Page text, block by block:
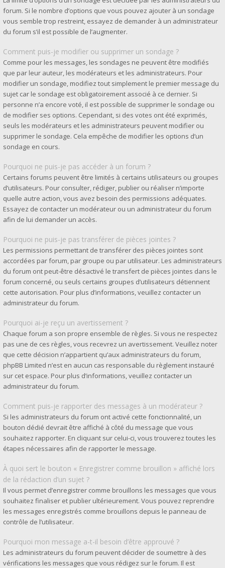
forum. Si le nombre d’options que vous pouvez ajouter à un sondage
vous semble trop restreint, essayez de demander à un administrateur
du forum s’il est possible de l’augmenter.
Comment puis-je modifier ou supprimer un sondage ?
Comme pour les messages, les sondages ne peuvent être modifiés
que par leur auteur, les modérateurs et les administrateurs. Pour
modifier un sondage, modifiez tout simplement le premier message du
sujet car le sondage est obligatoirement associé à ce dernier. Si
personne n’a encore voté, il est possible de supprimer le sondage ou
de modifier ses options. Cependant, si des votes ont été exprimés,
seuls les modérateurs et les administrateurs peuvent modifier ou
supprimer le sondage. Cela empêche de modifier les options d’un
sondage en cours.
Pourquoi ne puis-je pas accéder à un forum ?
Certains forums peuvent être limités à certains utilisateurs ou groupes
d’utilisateurs. Pour consulter, rédiger, publier ou réaliser n’importe
quelle autre action, vous avez besoin des permissions adéquates.
Essayez de contacter un modérateur ou un administrateur du forum
afin de lui demander un accès.
Pourquoi ne puis-je pas transférer de pièces jointes ?
Les permissions permettant de transférer des pièces jointes sont
accordées par forum, par groupe ou par utilisateur. Les administrateurs
du forum ont peut-être désactivé le transfert de pièces jointes dans le
forum concerné, ou seuls certains groupes d’utilisateurs détiennent
cette autorisation. Pour plus d’informations, veuillez contacter un
administrateur du forum.
Pourquoi ai-je reçu un avertissement ?
Chaque forum a son propre ensemble de règles. Si vous ne respectez
pas une de ces règles, vous recevrez un avertissement. Veuillez noter
que cette décision n’appartient qu’aux administrateurs du forum,
phpBB Limited n’est en aucun cas responsable du règlement instauré
sur cet espace. Pour plus d’informations, veuillez contacter un
administrateur du forum.
Comment puis-je rapporter des messages à un modérateur ?
Si les administrateurs du forum ont activé cette fonctionnalité, un
bouton dédié devrait être affiché à côté du message que vous
souhaitez rapporter. En cliquant sur celui-ci, vous trouverez toutes les
étapes nécessaires afin de rapporter le message.
À quoi sert le bouton « Enregistrer comme brouillon » affiché lors
de la rédaction d’un sujet ?
Il vous permet d’enregistrer comme brouillons les messages que vous
souhaitez finaliser et publier ultérieurement. Vous pouvez reprendre
les messages enregistrés comme brouillons depuis le panneau de
contrôle de l’utilisateur.
Pourquoi mon message a-t-il besoin d’être approuvé ?
Les administrateurs du forum peuvent décider de soumettre à des
vérifications les messages que vous rédigez sur le forum. Il est